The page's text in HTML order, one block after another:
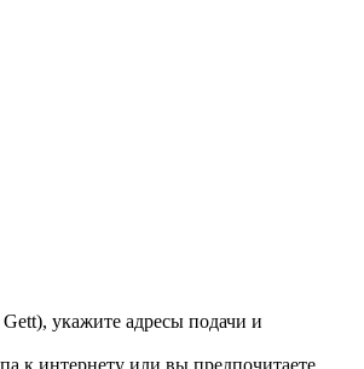
укажите адресы подачи и
к интернету или вы предпочитаете